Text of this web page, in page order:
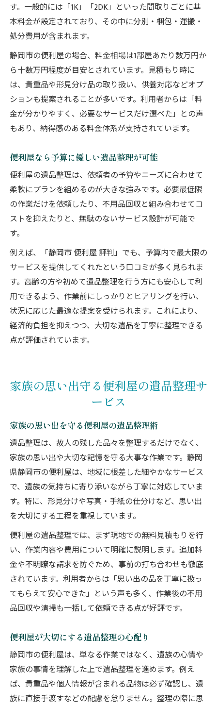
す。一般的には「1K」「2DK」といった間取りごとに基
本料金が設定されており、その中に分別・梱包・運搬・
処分費用が含まれます。
静岡市の便利屋の場合、料金相場は1部屋あたり数万円か
ら十数万円程度が目安とされています。見積もり時に
は、貴重品や形見分け品の取り扱い、供養対応などオプ
ションも提案されることが多いです。利用者からは「料
金が分かりやすく、必要なサービスだけ選べた」との声
もあり、納得感のある料金体系が支持されています。
便利屋なら予算に優しい遺品整理が可能
便利屋の遺品整理は、依頼者の予算やニーズに合わせて
柔軟にプランを組めるのが大きな強みです。必要最低限
の作業だけを依頼したり、不用品回収と組み合わせてコ
ストを抑えたりと、無駄のないサービス設計が可能で
す。
例えば、「静岡市 便利屋 評判」でも、予算内で最大限の
サービスを提供してくれたという口コミが多く見られま
す。高齢の方や初めて遺品整理を行う方にも安心して利
用できるよう、作業前にしっかりとヒアリングを行い、
状況に応じた最適な提案を受けられます。これにより、
経済的負担を抑えつつ、大切な遺品を丁寧に整理できる
点が評価されています。
家族の思い出守る便利屋の遺品整理サ
ービス
家族の思い出を守る便利屋の遺品整理術
遺品整理は、故人の残した品々を整理するだけでなく、
家族の思い出や大切な記憶を守る大事な作業です。静岡
県静岡市の便利屋は、地域に根差した細やかなサービス
で、遺族の気持ちに寄り添いながら丁寧に対応していま
す。特に、形見分けや写真・手紙の仕分けなど、思い出
を大切にする工程を重視しています。
便利屋の遺品整理では、まず現地での無料見積もりを行
い、作業内容や費用について明確に説明します。追加料
金や不明瞭な請求を防ぐため、事前の打ち合わせも徹底
されています。利用者からは「思い出の品を丁寧に扱っ
てもらえて安心できた」という声も多く、作業後の不用
品回収や清掃も一括して依頼できる点が好評です。
便利屋が大切にする遺品整理の心配り
静岡市の便利屋は、単なる作業ではなく、遺族の心情や
家族の事情を理解した上で遺品整理を進めます。例え
ば、貴重品や個人情報が含まれる品物は必ず確認し、遺
族に直接手渡すなどの配慮を怠りません。整理の際に思